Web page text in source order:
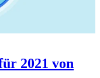
2021 von